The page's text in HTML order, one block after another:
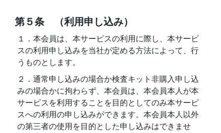
第５条 （利用申し込み）
１．本会員は、本サービスの利用に際し、本サービ
スの利用申し込みを当社が定める方法によって、行
うものとします。
２．通常申し込みの場合か検査キット非購入申し込
みの場合かに拘わらず、本会員は、本会員本人が本
サービスを利用することを目的としてのみ本サービ
スへの利用の申し込みができます。本会員本人以外
の第三者の使用を目的とした申し込みはできませ